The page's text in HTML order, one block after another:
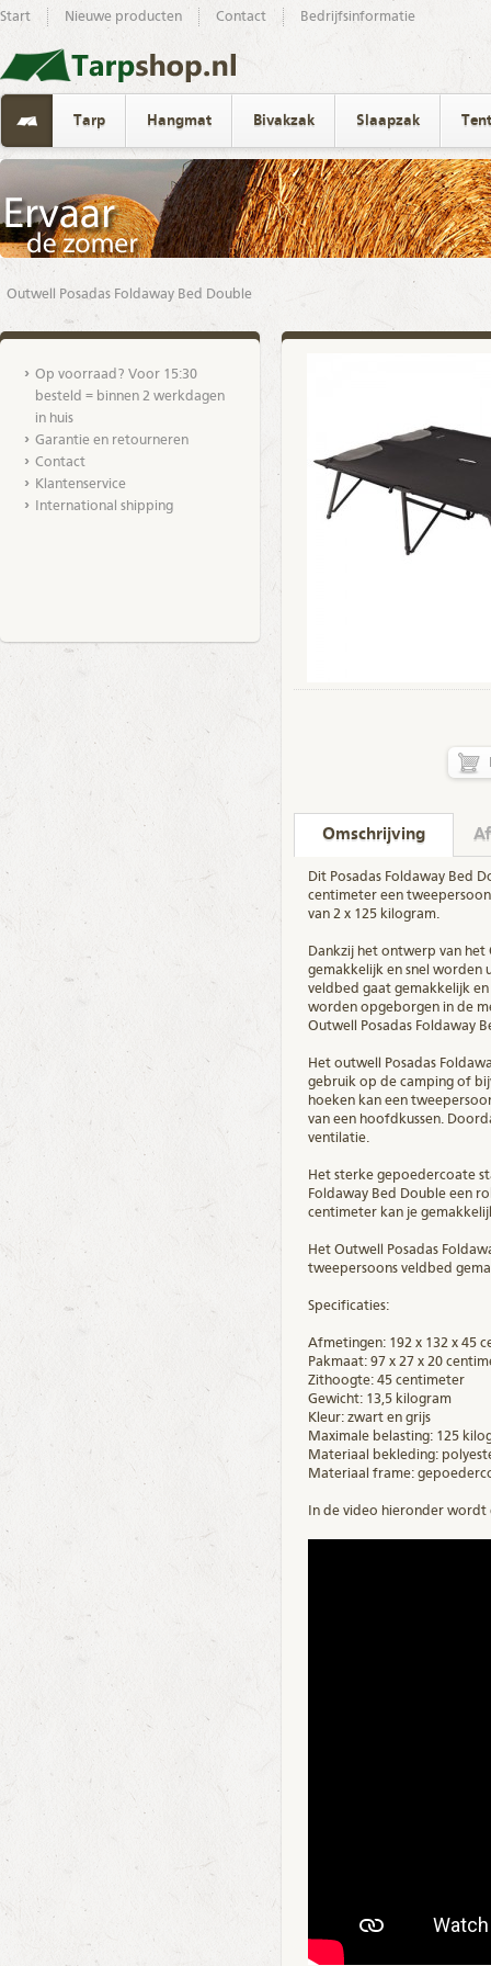
Start Nieuwe producten Contact Bedrijfsinformatie
Tarp Hangmat Bivakzak Slaapzak Tent
Outwell Posadas Foldaway Bed Double
Op voorraad? Voor 15:30
besteld = binnen 2 werkdagen
in huis
Garantie en retourneren
Contact
Klantenservice
International shipping
Omschrijving
Dit Posadas Foldaway Bed
centimeter een
van 2 x 125 kilogram.
Dankzij het ontwerp van
gemakkelijk en snel
veldbed gaat gemakkelijk
worden opgeborgen in de
Outwell Posadas Foldaway
Het outwell Posadas
gebruik op de camping of
hoeken kan een
van een hoofdkussen.
ventilatie.
Het sterke gepoedercoate
Foldaway Bed Double een
centimeter kan je
Het Outwell Posadas
tweepersoons veldbed
Specificaties:
Afmetingen: 192 x 132 x 45
Pakmaat: 97 x 27 x 20
Zithoogte: 45 centimeter
Gewicht: 13,5 kilogram
Kleur: zwart en grijs
Maximale belasting: 125
Materiaal bekleding:
Materiaal frame:
In de video hieronder